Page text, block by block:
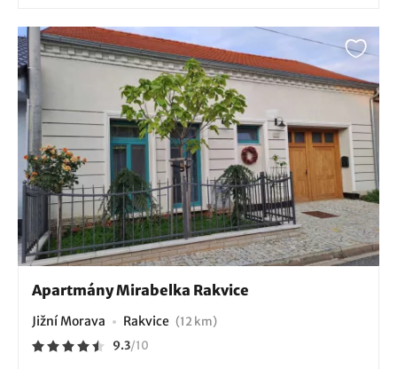
Apartmány Mirabelka Rakvice
Jižní Morava Rakvice (12 km)
9.3/10